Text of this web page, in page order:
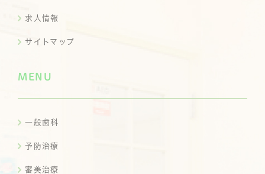
求人情報
サイトマップ
MENU
一般歯科
予防治療
審美治療